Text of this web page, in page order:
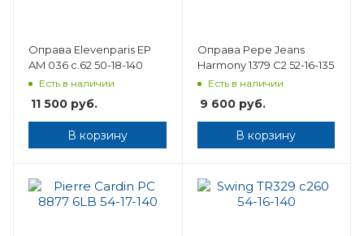
Оправа Elevenparis EP
AM 036 c.62 50-18-140
Есть в наличии
11 500 руб.
В корзину
Оправа Pepe Jeans
Harmony 1379 C2 52-16-135
Есть в наличии
9 600руб.
В корзину